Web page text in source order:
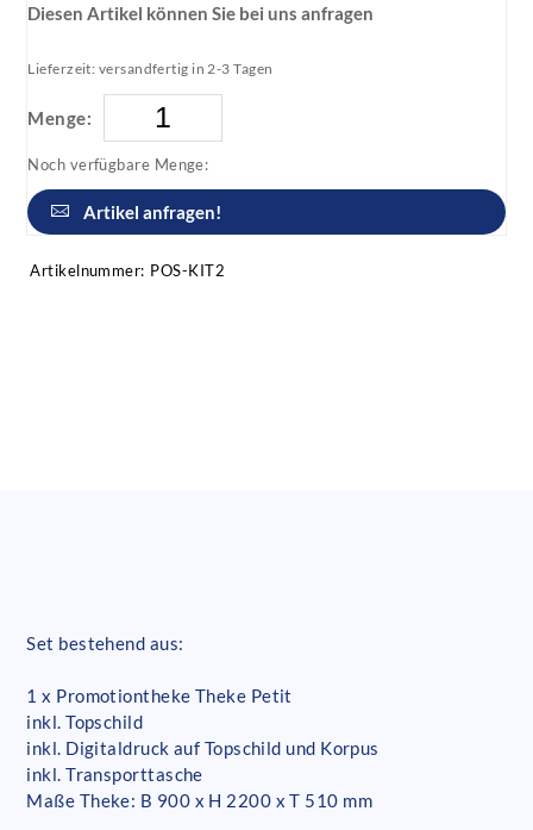
Diesen Artikel können Sie bei uns anfragen
Lieferzeit: versandfertig in 2-3 Tagen
Menge:
Noch verfügbare Menge:
Artikel anfragen!
Artikelnummer: POS-KIT2
Set bestehend aus:
1 x Promotiontheke Theke Petit
inkl. Topschild
inkl. Digitaldruck auf Topschild und Korpus
inkl. Transporttasche
Maße Theke: B 900 x H 2200 x T 510 mm